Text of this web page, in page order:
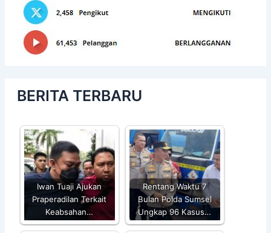
BERITA TERBARU
Iwan Tuaji Ajukan
Praperadilan Terkait
Keabsahan…
Rentang Waktu 7
Bulan Polda Sumsel
Ungkap 96 Kasus…